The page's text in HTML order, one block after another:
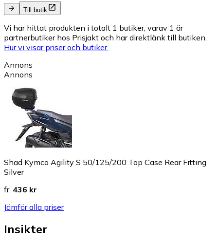
Till butik
Vi har hittat produkten i totalt 1 butiker, varav 1 är
partnerbutiker hos Prisjakt och har direktlänk till butiken.
Hur vi visar priser och butiker.
Annons
Annons
Shad Kymco Agility S 50/125/200 Top Case Rear Fitting
Silver
fr. 436 kr
Jämför alla priser
Insikter